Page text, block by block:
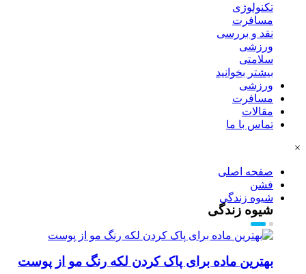
تکنولوژی
مسافرت
نقد و بررسی
ورزشی
سلامتی
بیشتر بخوانید
ورزشی
مسافرت
مقالات
تماس با ما
×
صفحه اصلی
فشن
شیوه زندگی
شیوه زندگی
بهترین ماده برای پاک کردن لکه رنگ مو از پوست